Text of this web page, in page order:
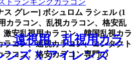
トランキングカラコン
ス グレー] ボシュロム ラシェル (1
カラコン、乱視カラコン、格安乱
激安乱視用カラコン、韓国乱視カラ
ラコン、遠視カラコン、コンタクト
ラコン、格安カラコン専門の